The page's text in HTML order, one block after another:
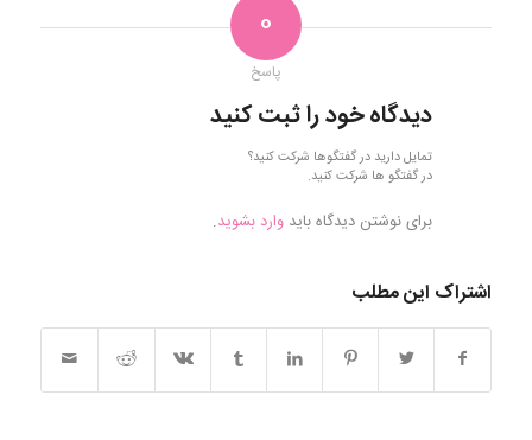
0
پاسخ
دیدگاه خود را ثبت کنید
تمایل دارید در گفتگوها شرکت کنید؟
در گفتگو ها شرکت کنید.
برای نوشتن دیدگاه باید وارد بشوید.
اشتراک این مطلب